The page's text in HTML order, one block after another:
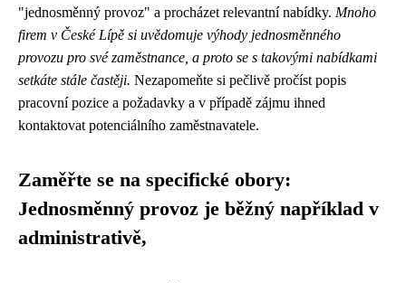
"jednosměnný provoz" a procházet relevantní nabídky. Mnoho
firem v České Lípě si uvědomuje výhody jednosměnného
provozu pro své zaměstnance, a proto se s takovými nabídkami
setkáte stále častěji. Nezapomeňte si pečlivě pročíst popis
pracovní pozice a požadavky a v případě zájmu ihned
kontaktovat potenciálního zaměstnavatele.
Zaměřte se na specifické obory:
Jednosměnný provoz je běžný například v
administrativě,